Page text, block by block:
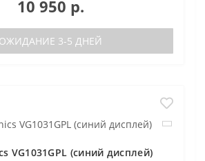
10 950 р.
ОЖИДАНИЕ 3-5 ДНЕЙ
VG1031GPL (синий дисплей)